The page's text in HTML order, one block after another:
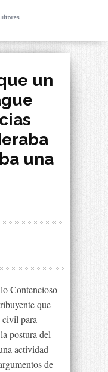
un
una
Contencioso
que
civil para
postura del
actividad
de